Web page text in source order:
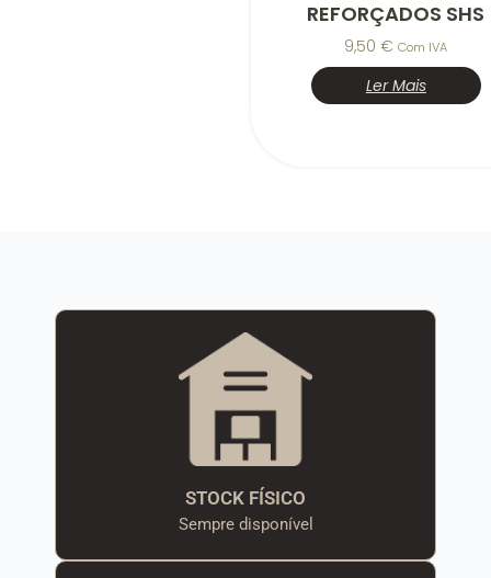
REFORÇADOS SHS
9,50€ Com IVA
Ler Mais
STOCK FÍSICO
Sempre disponível